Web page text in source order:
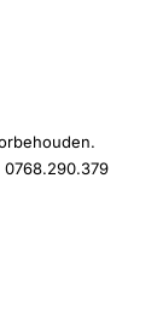
0768.290.379